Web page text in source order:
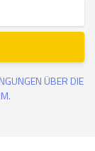
ÜBER DIE